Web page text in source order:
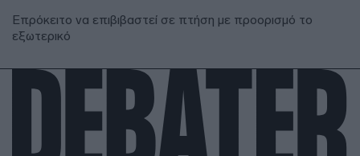
Επρόκειτο να επιβιβαστεί σε πτήση με προορισμό το
εξωτερικό